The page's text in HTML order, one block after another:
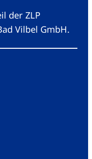
der ZLP
Vilbel GmbH.